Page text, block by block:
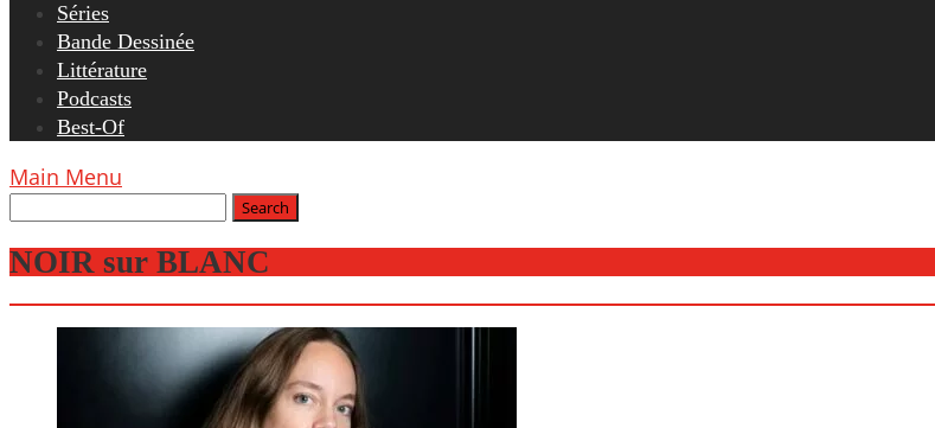
Séries
Bande Dessinée
Littérature
Podcasts
Best-Of
Main Menu
NOIR sur BLANC